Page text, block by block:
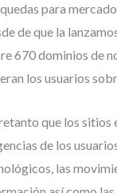
para
de que la
670 dominios de
los usuarios
que los sitios
de los
las